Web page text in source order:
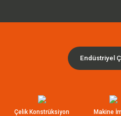
Endüstriyel
Çelik Konstrüksiyon Makine